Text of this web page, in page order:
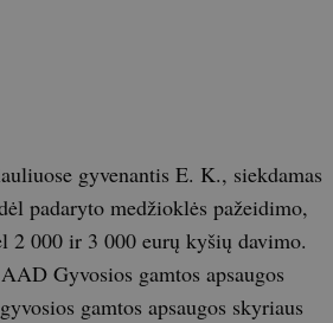
gyvenantis E. K., siekdamas
padaryto medžioklės pažeidimo,
2 000 ir 3 000 eurų kyšių davimo.
Gyvosios gamtos apsaugos
gamtos apsaugos skyriaus